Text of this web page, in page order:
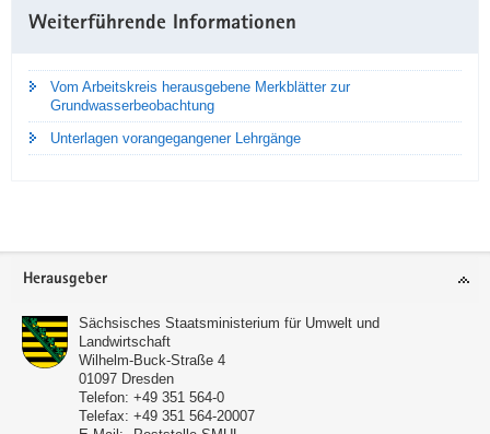
Weiterführende Informationen
Vom Arbeitskreis herausgebene Merkblätter zur
Grundwasserbeobachtung
Unterlagen vorangegangener Lehrgänge
Footer-
Herausgeber
Sächsisches Staatsministerium für Umwelt und
Landwirtschaft
Wilhelm-Buck-Straße 4
01097 Dresden
Telefon: +49 351 564-0
Telefax: +49 351 564-20007